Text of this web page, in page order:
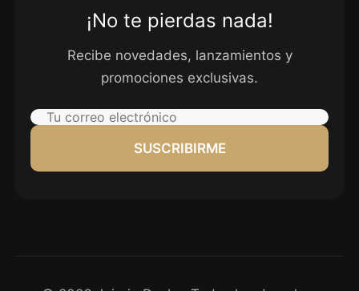
¡No te pierdas nada!
Recibe novedades, lanzamientos y
promociones exclusivas.
SUSCRIBIRME